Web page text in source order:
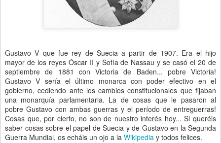
Gustavo V que fue rey de Suecia a partir de 1907. Era el hijo
mayor de los reyes Óscar II y Sofía de Nassau y se casó el 20 de
septiembre de 1881 con Victoria de Baden... pobre Victoria!
Gustavo V sería el último monarca con poder efectivo en el
gobierno, cediendo ante los cambios constitucionales que fijaban
una monarquía parlamentaria. La de cosas que le pasaron al
pobre Gustavo con ambas guerras y el período de entreguerras!
Cosas que, por cierto, no son de nuestro interés hoy... Si queréis
saber cosas sobre el papel de Suecia y de Gustavo en la Segunda
Guerra Mundial, os echáis un ojo a la Wikipedia y todos felices.